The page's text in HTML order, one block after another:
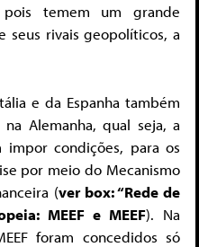
temem um grande
seus rivais geopolíticos, a
e da Espanha também
Alemanha, qual seja, a
impor condições, para os
por meio do Mecanismo
(ver box: “Rede de
MEEF e MEEF). Na
foram concedidos só